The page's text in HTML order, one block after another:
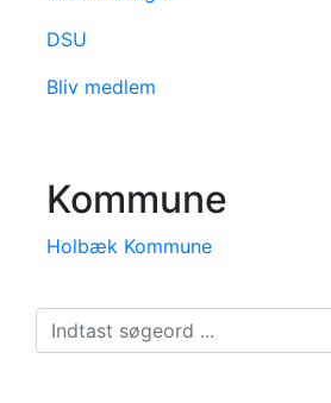
DSU
Bliv medlem
Kommune
Holbæk Kommune